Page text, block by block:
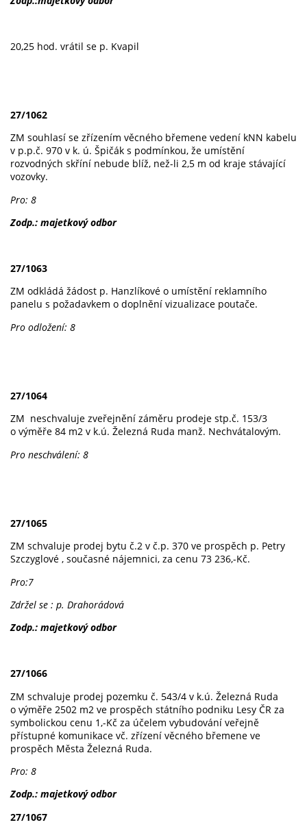
20,25 hod. vrátil se p. Kvapil
27/1062
ZM souhlasí se zřízením věcného břemene vedení kNN kabelu
v p.p.č. 970 v k. ú. Špičák s podmínkou, že umístění
rozvodných skříní nebude blíž, než-li 2,5 m od kraje stávající
vozovky.
Pro: 8
Zodp.: majetkový odbor
27/1063
ZM odkládá žádost p. Hanzlíkové o umístění reklamního
panelu s požadavkem o doplnění vizualizace poutače.
Pro odložení: 8
27/1064
ZM neschvaluje zveřejnění záměru prodeje stp.č. 153/3
o výměře 84 m2 v k.ú. Železná Ruda manž. Nechvátalovým.
Pro neschválení: 8
27/1065
ZM schvaluje prodej bytu č.2 v č.p. 370 ve prospěch p. Petry
Szczyglové , současné nájemnici, za cenu 73 236,-Kč.
Pro:7
Zdržel se : p. Drahorádová
Zodp.: majetkový odbor
27/1066
ZM schvaluje prodej pozemku č. 543/4 v k.ú. Železná Ruda
o výměře 2502 m2 ve prospěch státního podniku Lesy ČR za
symbolickou cenu 1,-Kč za účelem vybudování veřejně
přístupné komunikace vč. zřízení věcného břemene ve
prospěch Města Železná Ruda.
Pro: 8
Zodp.: majetkový odbor
27/1067